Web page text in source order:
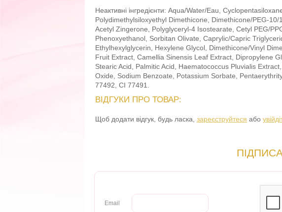
Неактивні інгредієнти: Aqua/Water/Eau,
Polydimethylsiloxyethyl Dimethicone, Dimethicone/PEG-
Acetyl Zingerone, Polyglyceryl-4 Isostearate, Cetyl PEG/
Phenoxyethanol, Sorbitan Olivate, Caprylic/Capric
Ethylhexylglycerin, Hexylene Glycol, Dimethicone/Vinyl
Fruit Extract, Camellia Sinensis Leaf Extract, Dipropylene
Stearic Acid, Palmitic Acid, Haematococcus Pluvialis
Oxide, Sodium Benzoate, Potassium Sorbate,
77492, CI 77491.
ВІДГУКИ ПРО ТОВАР:
Щоб додати відгук, будь ласка, зареєструйтеся або
Email